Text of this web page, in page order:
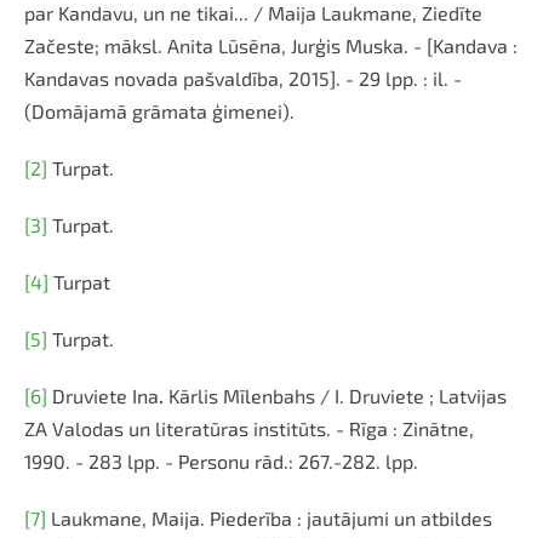
par Kandavu, un ne tikai... / Maija Laukmane, Ziedīte
Začeste; māksl. Anita Lūsēna, Jurģis Muska. - [Kandava :
Kandavas novada pašvaldība, 2015]. - 29 lpp. : il. -
(Domājamā grāmata ģimenei).
[2] Turpat.
[3] Turpat.
[4] Turpat
[5] Turpat.
[6] Druviete Ina. Kārlis Mīlenbahs / I. Druviete ; Latvijas
ZA Valodas un literatūras institūts. - Rīga : Zinātne,
1990. - 283 lpp. - Personu rād.: 267.-282. lpp.
[7] Laukmane, Maija. Piederība : jautājumi un atbildes